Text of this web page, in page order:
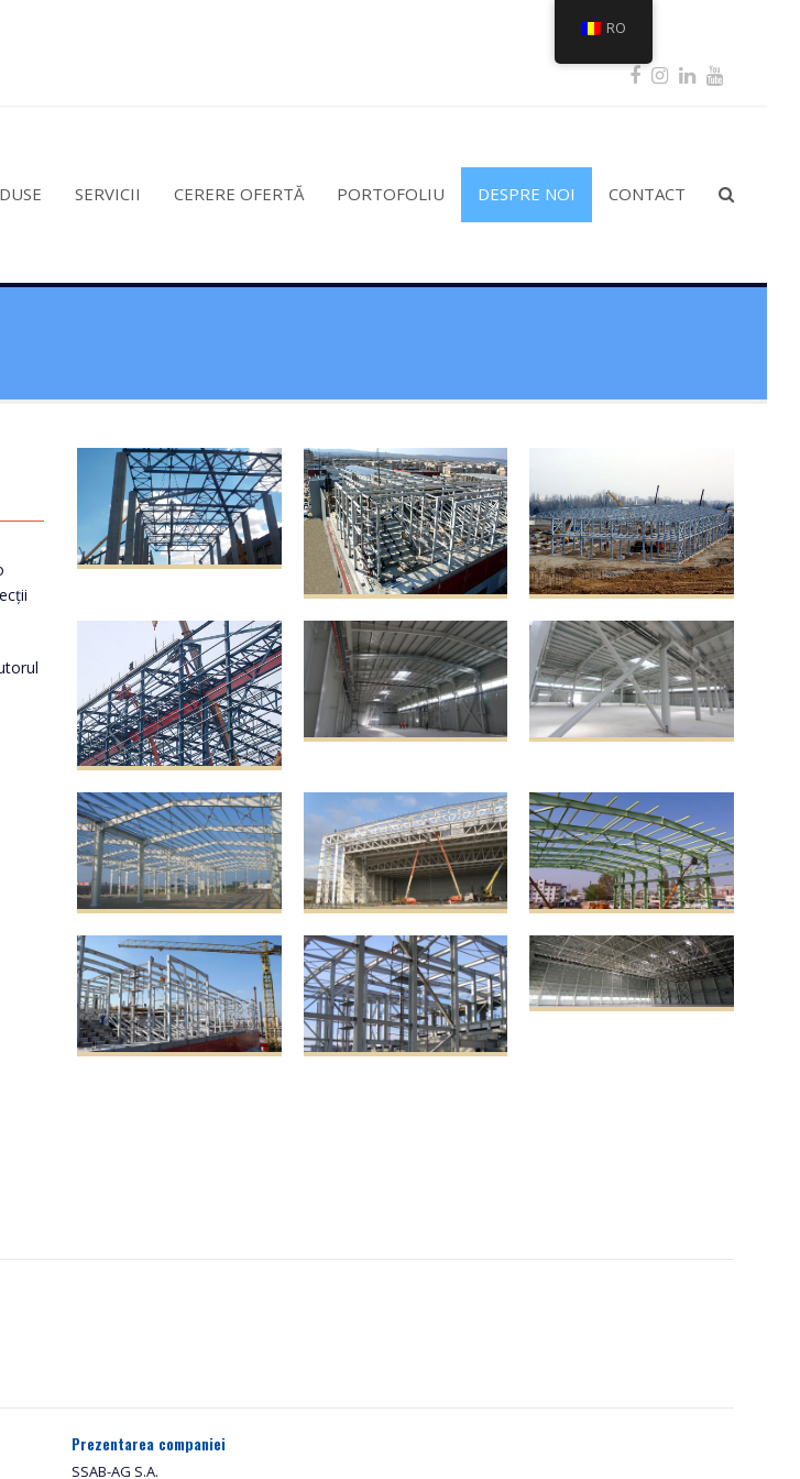
Facebook
Instagram
LinkedIn
SERVICII CERERE OFERTĂ PORTOFOLIU DESPRE NOI CONTACT
Prezentarea companiei
SSAB-AG S.A.
RO